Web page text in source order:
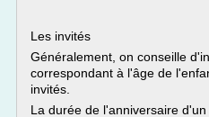
Les invités
Généralement, on conseille
correspondant à l'âge de
invités.
La durée de l'anniversaire